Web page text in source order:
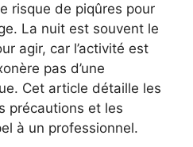
risque de piqûres pour
La nuit est souvent le
agir, car l’activité est
pas d’une
Cet article détaille les
précautions et les
à un professionnel.